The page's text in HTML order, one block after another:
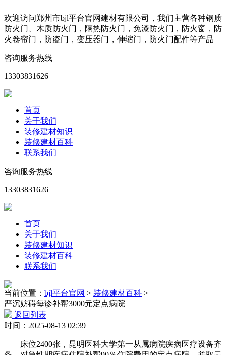
欢迎访问郑州市bjl平台官网建材有限公司，我们主营各种钢质
防火门、木质防火门，隔热防火门，免漆防火门，防火窗，防
火卷帘门，防盗门，变压器门，伸缩门，防火门配件等产品
咨询服务热线
13303831626
首页
关于我们
装修建材知识
装修建材百科
联系我们
咨询服务热线
13303831626
首页
关于我们
装修建材知识
装修建材百科
联系我们
当前位置： bjl平台官网 > 装修建材百科 >
严沉妨碍每诊补帮3000元定点病院
返回列表
时间：2025-08-13 02:39
床位2400张，昆明医科大学第一从属病院疾病医疗设备齐